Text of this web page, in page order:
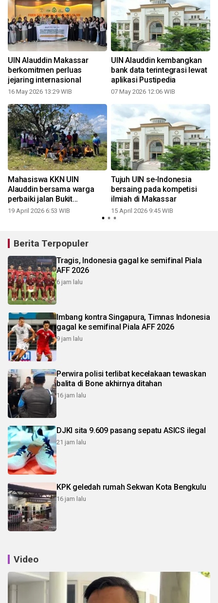
UIN Alauddin Makassar
berkomitmen perluas
jejaring internasional
16 May 2026 13:29 WIB
UIN Alauddin kembangkan
bank data terintegrasi lewat
aplikasi Pustipedia
07 May 2026 12:06 WIB
Mahasiswa KKN UIN
Alauddin bersama warga
perbaiki jalan Bukit
Paralayang
19 April 2026 6:53 WIB
Tujuh UIN se-Indonesia
bersaing pada kompetisi
ilmiah di Makassar
15 April 2026 9:45 WIB
Berita Terpopuler
Tragis, Indonesia gagal ke semifinal Piala
AFF 2026
6 jam lalu
Imbang kontra Singapura, Timnas Indonesia
gagal ke semifinal Piala AFF 2026
9 jam lalu
Perwira polisi terlibat kecelakaan tewaskan
balita di Bone akhirnya ditahan
16 jam lalu
DJKI sita 9.609 pasang sepatu ASICS ilegal
21 jam lalu
KPK geledah rumah Sekwan Kota Bengkulu
16 jam lalu
Video